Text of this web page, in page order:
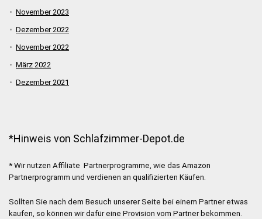
November 2023
Dezember 2022
November 2022
März 2022
Dezember 2021
*Hinweis von Schlafzimmer-Depot.de
* Wir nutzen Affiliate Partnerprogramme, wie das Amazon
Partnerprogramm und verdienen an qualifizierten Käufen.
Sollten Sie nach dem Besuch unserer Seite bei einem Partner etwas
kaufen, so können wir dafür eine Provision vom Partner bekommen.